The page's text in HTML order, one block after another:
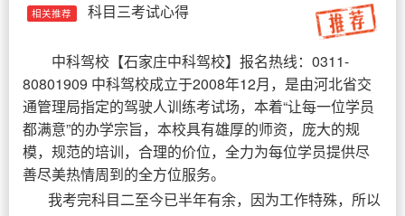
相关推荐 科目三考试心得
中科驾校 【石家庄中科驾校】报名热线：0311-
80801909 中科驾校成立于2008年12月，是由河北省交
通管理局指定的驾驶人训练考试场，本着“让每一位学员
都满意”的办学宗旨，本校具有雄厚的师资，庞大的规
模，规范的培训，合理的价位，全力为每位学员提供尽
善尽美热情周到的全方位服务。
我考完科目二至今已半年有余，因为工作特殊，所以